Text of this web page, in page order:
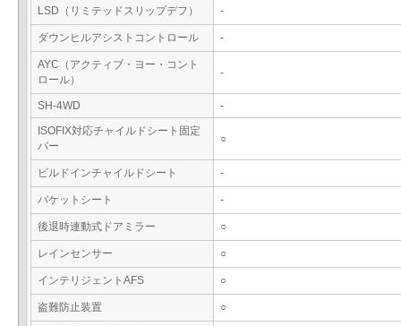
LSD（リミテッドスリップデフ） -
ダウンヒルアシストコントロール -
AYC（アクティブ・ヨー・コント
ロール）
-
SH-4WD
-
ISOFIX対応チャイルドシート固定
バー
○
ビルドインチャイルドシート -
バケットシート -
後退時連動式ドアミラー ○
レインセンサー ○
インテリジェントAFS ○
盗難防止装置 ○